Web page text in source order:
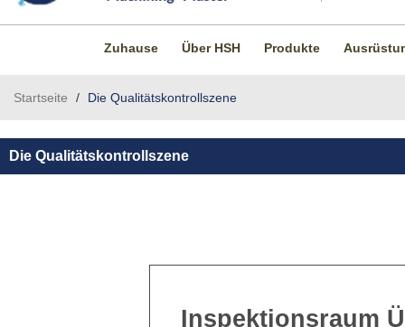
Zuhause Über HSH Produkte
Startseite / Die Qualitätskontrollszene
Die Qualitätskontrollszene
Inspektionsraum